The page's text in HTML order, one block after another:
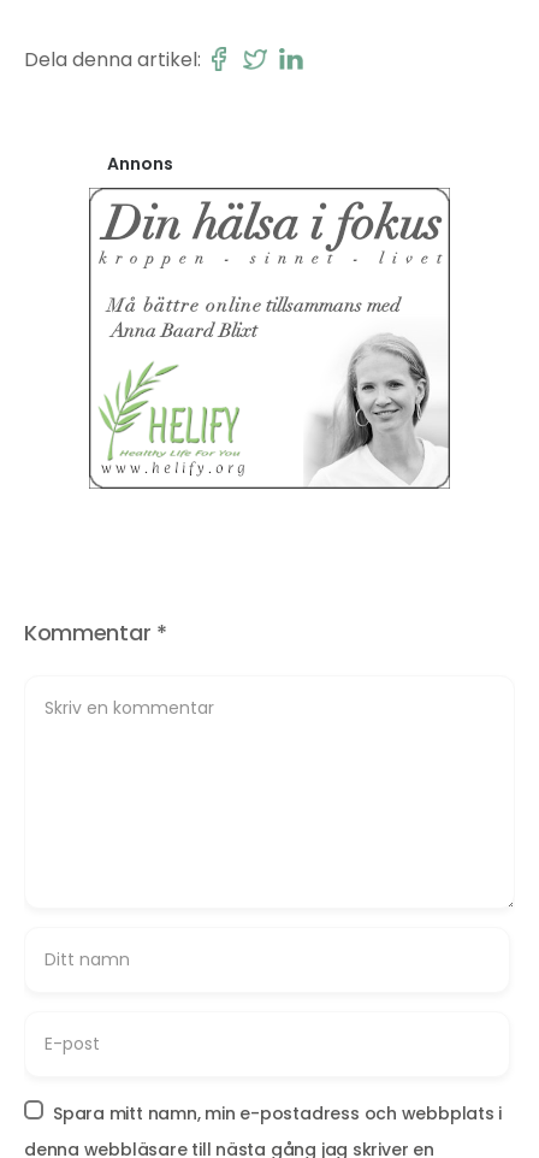
Dela denna artikel:
Annons
Kommentar *
Spara mitt namn, min e-postadress och webbplats i
denna webbläsare till nästa gång jag skriver en